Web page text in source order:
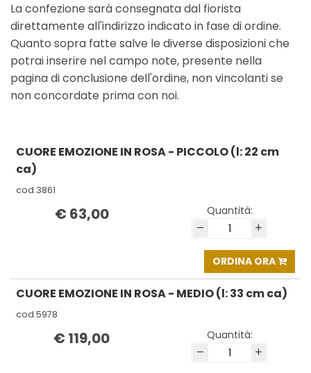
La confezione sarà consegnata dal fiorista
direttamente all'indirizzo indicato in fase di ordine.
Quanto sopra fatte salve le diverse disposizioni che
potrai inserire nel campo note, presente nella
pagina di conclusione dell'ordine, non vincolanti se
non concordate prima con noi.
CUORE EMOZIONE IN ROSA - PICCOLO (l: 22 cm
ca)
cod.3861
€ 63,00 Quantità:
– +
ORDINA ORA
CUORE EMOZIONE IN ROSA - MEDIO (l: 33 cm ca)
cod.5978
€ 119,00 Quantità:
– +